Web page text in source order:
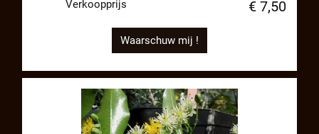
Verkoopprijs € 7,50
Waarschuw mij !